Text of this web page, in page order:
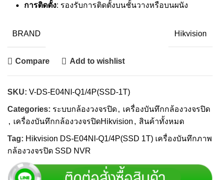
การติดตั้ง: รองรับการติดตั้งบนชั้นวางหรือบนผนัง
BRAND Hikvision
Compare Add to wishlist
SKU: V-DS-E04NI-Q1/4P(SSD-1T)
Categories: ระบบกล้องวงจรปิด, เครื่องบันทึกกล้องวงจรปิด
, เครื่องบันทึกกล้องวงจรปิดHikvision , สินค้าทั้งหมด
Tag: Hikvision DS-E04NI-Q1/4P(SSD 1T) เครื่องบันทึกภาพ
กล้องวงจรปิด SSD NVR